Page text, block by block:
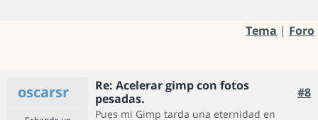
Tema | Foro
oscarsr
Re: Acelerar gimp con fotos
pesadas.
#8
Pues mi Gimp tarda una eternidad en